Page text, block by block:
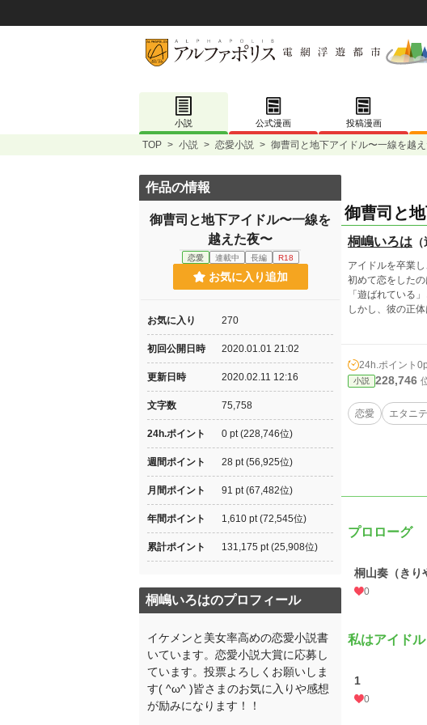
小説 公式漫画 投稿漫画
TOP > 小説 > 恋愛小説 > 御曹司と地下アイドル〜一線を越
御曹司と
桐嶋いろは
アイドルを卒業し
初めて恋をした
「遊ばれている
しかし、彼の正
24h.ポイント
小説 228,746
恋愛 エタニ
プロローグ
桐山奏（きり
0
私はアイドル
1
0
作品の情報
御曹司と地下アイドル〜一線を
越えた夜〜
恋愛 連載中 長編 R18
お気に入り追加
お気に入り 270
初回公開日時 2020.01.01 21:02
更新日時 2020.02.11 12:16
文字数 75,758
24h.ポイント 0 pt (228,746位)
週間ポイント 28 pt (56,925位)
月間ポイント 91 pt (67,482位)
年間ポイント 1,610 pt (72,545位)
累計ポイント 131,175 pt (25,908位)
桐嶋いろはのプロフィール
イケメンと美女率高めの恋愛小説書
いています。恋愛小説大賞に応募し
ています。投票よろしくお願いしま
す( ^ω^ )皆さまのお気に入りや感想
が励みになります！！